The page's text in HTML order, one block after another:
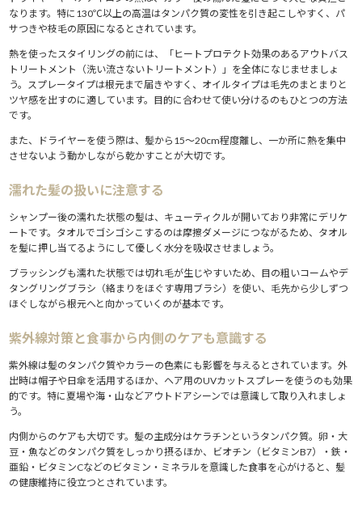
なります。特に130℃以上の高温はタンパク質の変性を引き起こしやすく、パ
サつきや枝毛の原因になるとされています。
熱を使ったスタイリングの前には、「ヒートプロテクト効果のあるアウトバス
トリートメント（洗い流さないトリートメント）」を全体になじませましょ
う。スプレータイプは根元まで届きやすく、オイルタイプは毛先のまとまりと
ツヤ感を出すのに適しています。目的に合わせて使い分けるのもひとつの方法
です。
また、ドライヤーを使う際は、髪から15〜20cm程度離し、一か所に熱を集中
させないよう動かしながら乾かすことが大切です。
濡れた髪の扱いに注意する
シャンプー後の濡れた状態の髪は、キューティクルが開いており非常にデリケ
ートです。タオルでゴシゴシこするのは摩擦ダメージにつながるため、タオル
を髪に押し当てるようにして優しく水分を吸収させましょう。
ブラッシングも濡れた状態では切れ毛が生じやすいため、目の粗いコームやデ
タングリングブラシ（絡まりをほぐす専用ブラシ）を使い、毛先から少しずつ
ほぐしながら根元へと向かっていくのが基本です。
紫外線対策と食事から内側のケアも意識する
紫外線は髪のタンパク質やカラーの色素にも影響を与えるとされています。外
出時は帽子や日傘を活用するほか、ヘア用のUVカットスプレーを使うのも効果
的です。特に夏場や海・山などアウトドアシーンでは意識して取り入れましょ
う。
内側からのケアも大切です。髪の主成分はケラチンというタンパク質。卵・大
豆・魚などのタンパク質をしっかり摂るほか、ビオチン（ビタミンB7）・鉄・
亜鉛・ビタミンCなどのビタミン・ミネラルを意識した食事を心がけると、髪
の健康維持に役立つとされています。